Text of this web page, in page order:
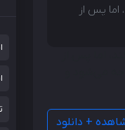
پس از
+ دانلود